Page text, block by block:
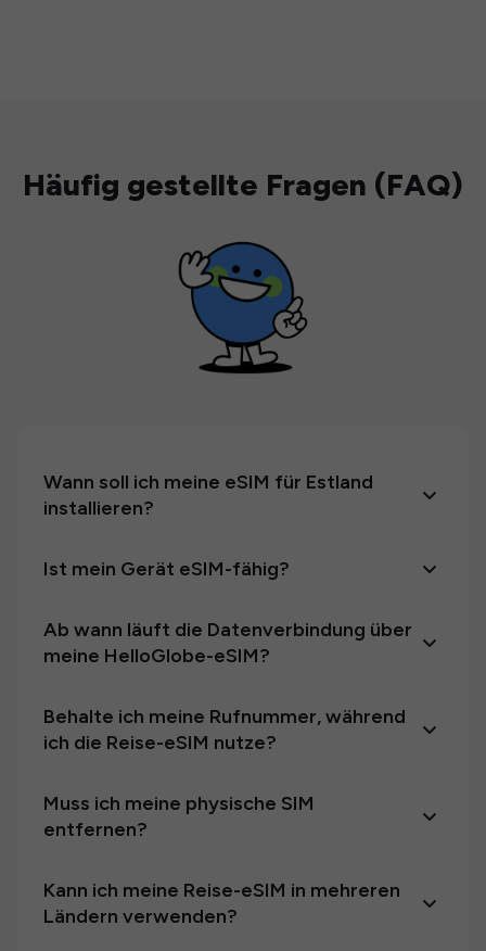
Häufig gestellte Fragen (FAQ)
Wann soll ich meine eSIM für Estland
installieren?
Ist mein Gerät eSIM-fähig?
Ab wann läuft die Datenverbindung über
meine HelloGlobe-eSIM?
Behalte ich meine Rufnummer, während
ich die Reise-eSIM nutze?
Muss ich meine physische SIM
entfernen?
Kann ich meine Reise-eSIM in mehreren
Ländern verwenden?